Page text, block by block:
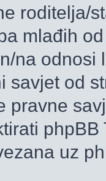
roditelja/
mlađih
na odnosi
savjet od
pravne
uz